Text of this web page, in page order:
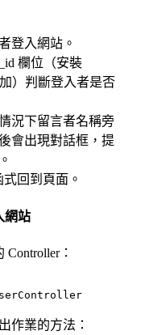
登入網站。
欄位（安裝
）判斷登入者是否
況下留言者名稱旁
會出現對話框，提
回到頁面。
網站
：
業的方法：